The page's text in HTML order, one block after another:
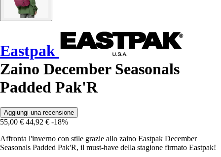
Eastpak
Zaino December Seasonals
Padded Pak'R
Aggiungi una recensione
55,00 € 44,92 € -18%
Affronta l'inverno con stile grazie allo zaino Eastpak December
Seasonals Padded Pak'R, il must-have della stagione firmato Eastpak!